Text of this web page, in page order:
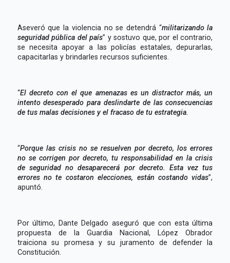
Aseveró que la violencia no se detendrá “militarizando la
seguridad pública del país” y sostuvo que, por el contrario,
se necesita apoyar a las policías estatales, depurarlas,
capacitarlas y brindarles recursos suficientes.
“El decreto con el que amenazas es un distractor más, un
intento desesperado para deslindarte de las consecuencias
de tus malas decisiones y el fracaso de tu estrategia.
“Porque las crisis no se resuelven por decreto, los errores
no se corrigen por decreto, tu responsabilidad en la crisis
de seguridad no desaparecerá por decreto. Esta vez tus
errores no te costaron elecciones, están costando vidas”,
apuntó.
Por último, Dante Delgado aseguró que con esta última
propuesta de la Guardia Nacional, López Obrador
traiciona su promesa y su juramento de defender la
Constitución.